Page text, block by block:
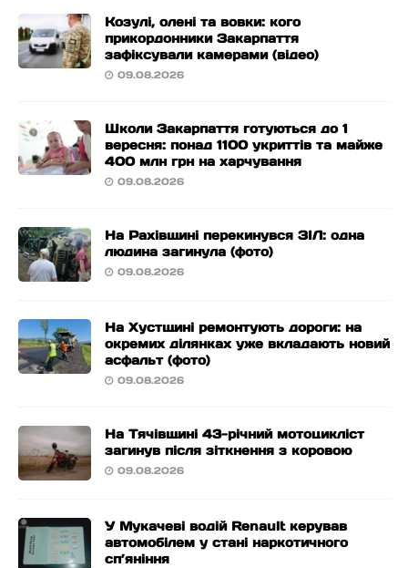
Козулі, олені та вовки: кого
прикордонники Закарпаття
зафіксували камерами (відео)
09.08.2026
Школи Закарпаття готуються до 1
вересня: понад 1100 укриттів та майже
400 млн грн на харчування
09.08.2026
На Рахівщині перекинувся ЗІЛ: одна
людина загинула (фото)
09.08.2026
На Хустщині ремонтують дороги: на
окремих ділянках уже вкладають новий
асфальт (фото)
09.08.2026
На Тячівщині 43-річний мотоцикліст
загинув після зіткнення з коровою
09.08.2026
У Мукачеві водій Renault керував
автомобілем у стані наркотичного
сп’яніння